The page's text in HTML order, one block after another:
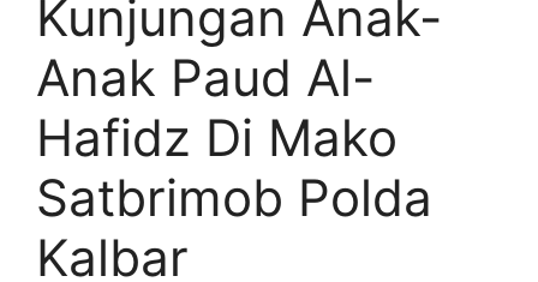
Kunjungan Anak-
Anak Paud Al-
Hafidz Di Mako
Satbrimob Polda
Kalbar